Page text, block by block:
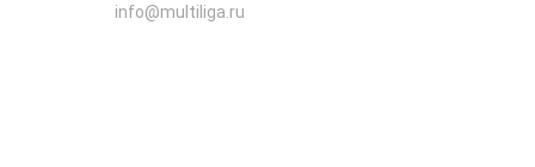
info@multiliga.ru